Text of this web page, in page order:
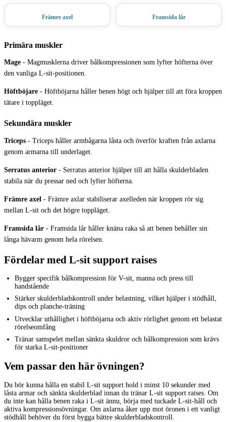
Främre axel Framsida lår
Primära muskler
Mage - Magmusklerna driver bålkompressionen som lyfter höfterna över
den vanliga L-sit-positionen.
Höftböjare - Höftböjarna håller benen högt och hjälper till att föra kroppen
tätare i toppläget.
Sekundära muskler
Triceps - Triceps håller armbågarna låsta och överför kraften från axlarna
genom armarna till underlaget.
Serratus anterior - Serratus anterior hjälper till att hålla skulderbladen
stabila när du pressar ned och lyfter höfterna.
Främre axel - Främre axlar stabiliserar axelleden när kroppen rör sig
mellan L-sit och det högre toppläget.
Framsida lår - Framsida lår håller knäna raka så att benen behåller sin
långa hävarm genom hela rörelsen.
Fördelar med L-sit support raises
Bygger specifik bålkompression för V-sit, manna och press till
handstående
Stärker skulderbladskontroll under belastning, vilket hjälper i stödhåll,
dips och planche-träning
Utvecklar uthållighet i höftböjarna och aktiv rörlighet genom ett belastat
rörelseomfång
Tränar samspelet mellan sänkta skuldror och bålkompression som krävs
för starka L-sit-positioner
Vem passar den här övningen?
Du bör kunna hålla en stabil L-sit support hold i minst 10 sekunder med
låsta armar och sänkta skulderblad innan du tränar L-sit support raises. Om
du inte kan hålla benen raka i L-sit ännu, börja med tuckade L-sit-håll och
aktiva kompressionsövningar. Om axlarna åker upp mot öronen i ett vanligt
stödhåll behöver du först bygga bättre skulderbladskontroll.